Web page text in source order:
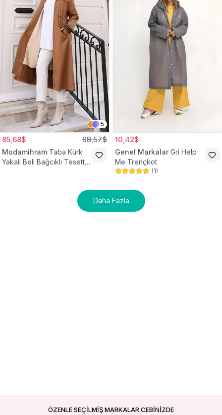
5
85,68$ 88,57$
Modamihram Taba Kürk
Yakalı Beli Bağcıklı Tesettür
10,42$
Genel Markalar Gri Help
Me Trençkot
(1)
Daha Fazla
ÖZENLE SEÇİLMİŞ MARKALAR CEBİNİZDE